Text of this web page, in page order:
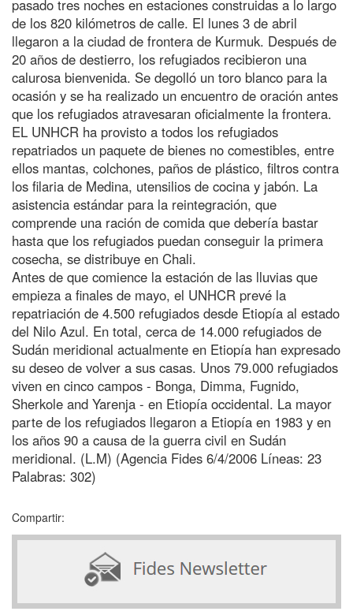
pasado tres noches en estaciones construidas a lo largo
de los 820 kilómetros de calle. El lunes 3 de abril
llegaron a la ciudad de frontera de Kurmuk. Después de
20 años de destierro, los refugiados recibieron una
calurosa bienvenida. Se degolló un toro blanco para la
ocasión y se ha realizado un encuentro de oración antes
que los refugiados atravesaran oficialmente la frontera.
EL UNHCR ha provisto a todos los refugiados
repatriados un paquete de bienes no comestibles, entre
ellos mantas, colchones, paños de plástico, filtros contra
los filaria de Medina, utensilios de cocina y jabón. La
asistencia estándar para la reintegración, que
comprende una ración de comida que debería bastar
hasta que los refugiados puedan conseguir la primera
cosecha, se distribuye en Chali.
Antes de que comience la estación de las lluvias que
empieza a finales de mayo, el UNHCR prevé la
repatriación de 4.500 refugiados desde Etiopía al estado
del Nilo Azul. En total, cerca de 14.000 refugiados de
Sudán meridional actualmente en Etiopía han expresado
su deseo de volver a sus casas. Unos 79.000 refugiados
viven en cinco campos - Bonga, Dimma, Fugnido,
Sherkole and Yarenja - en Etiopía occidental. La mayor
parte de los refugiados llegaron a Etiopía en 1983 y en
los años 90 a causa de la guerra civil en Sudán
meridional. (L.M) (Agencia Fides 6/4/2006 Líneas: 23
Palabras: 302)
Compartir: